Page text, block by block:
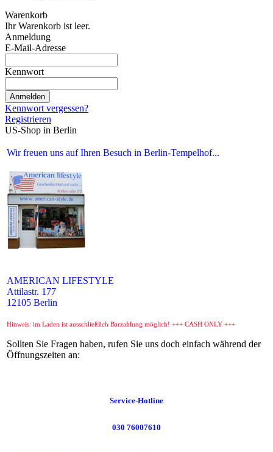
Warenkorb
Ihr Warenkorb ist leer.
Anmeldung
E-Mail-Adresse
Kennwort
Anmelden
Kennwort vergessen?
Registrieren
US-Shop in Berlin
Wir freuen uns auf Ihren Besuch in Berlin-Tempelhof...
AMERICAN LIFESTYLE
Attilastr. 177
12105 Berlin
Hinweis: im Laden ist ausschließlich Barzahlung möglich! +++ CASH ONLY +++
Sollten Sie Fragen haben, rufen Sie uns doch einfach während der
Öffnungszeiten an:
Service-Hotline
030 76007610